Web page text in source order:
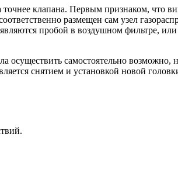
точнее клапана. Первым признаком, что
размещен сам узел
пробой в воздушном фильтре, или
осуществить самостоятельно возможно,
снятием и установкой новой